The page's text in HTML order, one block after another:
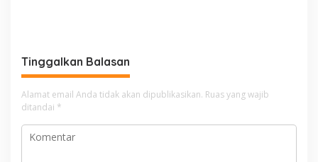
Tinggalkan Balasan
Alamat email Anda tidak akan dipublikasikan. Ruas yang wajib
ditandai *